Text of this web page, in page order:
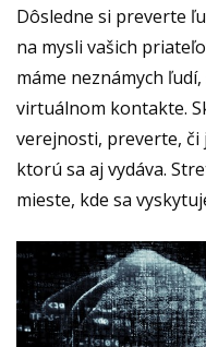
Dôsledne si preverte
na mysli vašich
máme neznámych
virtuálnom kontakte.
verejnosti, preverte, či
ktorú sa aj vydáva.
mieste, kde sa